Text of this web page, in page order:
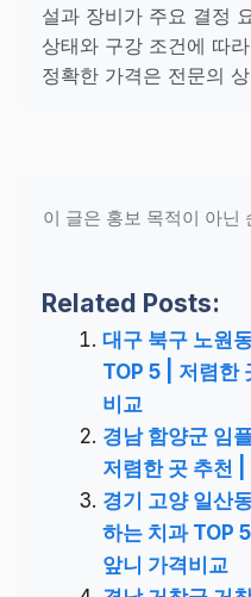
설과 장비가 주요 결정
상태와 구강 조건에 따
정확한 가격은 전문의
이 글은 홍보 목적이 아닌
Related Posts:
대구 북구 노원
TOP 5 | 저렴한
비교
경남 함양군 임
저렴한 곳 추천
경기 고양 일산
하는 치과 TOP
앞니 가격비교